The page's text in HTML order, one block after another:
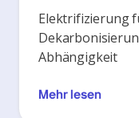
Elektrifizierung
Abhängigkeit
Mehr lesen